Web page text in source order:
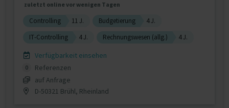
zuletzt online vor wenigen Tagen
Controlling 11 J. Budgetierung
4 J.
IT-Controlling
4 J. Rechnungswesen (allg.) 4 J.
Verfügbarkeit einsehen
0
Referenzen
auf Anfrage
D-50321 Brühl, Rheinland